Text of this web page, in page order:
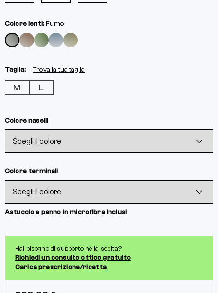
Colore lenti: Fumo
Taglia: Trova la tua taglia
M L
Colore naselli
Colore terminali
Astuccio e panno in microfibra inclusi
Hai bisogno di supporto nella scelta?
Richiedi un consulto ottico gratuito
Carica prescrizione/ricetta